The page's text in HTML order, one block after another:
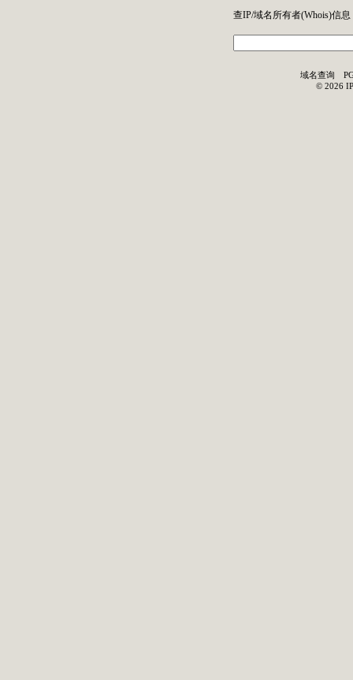
查IP/域名所有者(Whois)信息
域名查询
© 2026